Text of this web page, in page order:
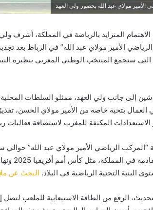
الأمير مولاي عبد الله بحضور ولي العهد
المتزايد بالرياضة في المملكة، أشرف
الأمير مولاي عبد الله” في الرباط بعد
التي ستجمع المنتخب الوطني المغربي بنظيره
إلى جانب ولي العهد، ممثلو السلطات
بتحية خاصة من الأمير مولاي الحسن،
المكثفة للمغرب لاستضافة فعاليات
“المركب الرياضي الأمير مولاي عبد الله” حوالي
البنية التحتية الرياضية في البلاد. البحث عن